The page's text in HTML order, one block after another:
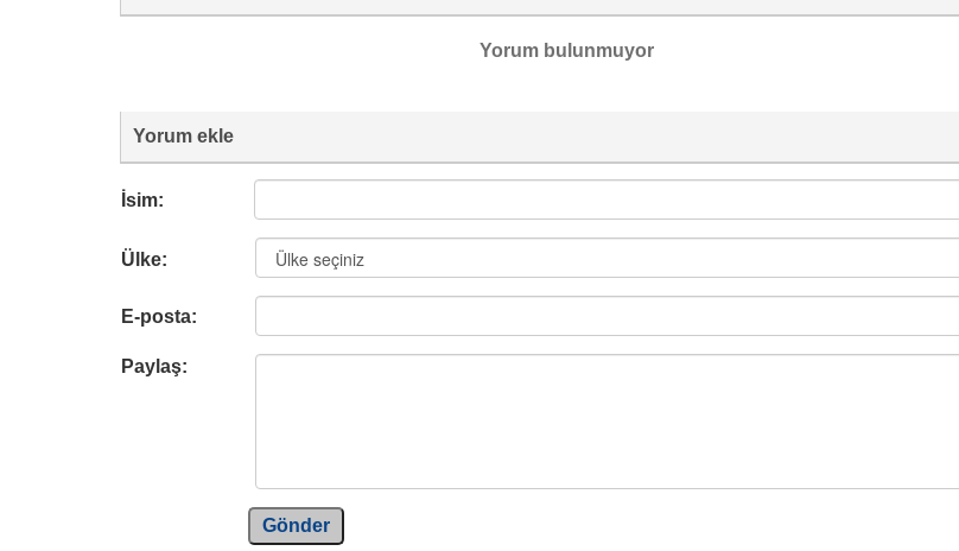
Yorum bulunmuyor
Yorum ekle
İsim:
Ülke:
E-posta:
Paylaş:
Gönder